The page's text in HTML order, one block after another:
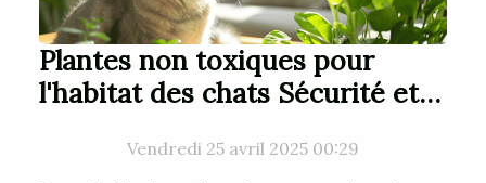
Plantes non toxiques pour
l'habitat des chats Sécurité et
Vendredi 25 avril 2025 00:29